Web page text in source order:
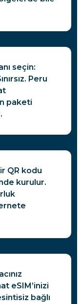
seçin:
Peru
paketi
QR kodu
kurulur.
eSIM’inizi
bağlı